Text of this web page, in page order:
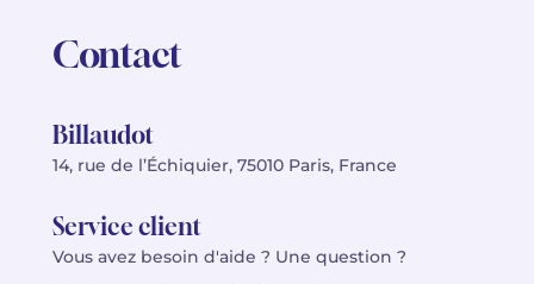
Contact
Billaudot
14, rue de l’Échiquier, 75010 Paris, France
Service client
Vous avez besoin d'aide ? Une question ?